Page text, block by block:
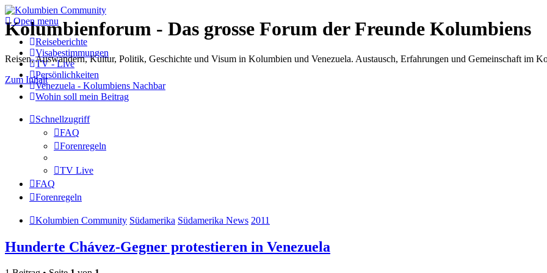
Kolumbienforum - Das grosse Forum der Freunde Kolumbiens
Reisen, Auswandern, Kultur, Politik, Geschichte und Visum in Kolumbien und Venezuela. Austausch, Erfahrungen und Gemeinschaft im
Zum Inhalt
Open menu
Reiseberichte
Visabestimmungen
TV - Live
Persönlichkeiten
Venezuela - Kolumbiens Nachbar
Wohin soll mein Beitrag
Schnellzugriff
FAQ
Forenregeln
TV Live
FAQ
Forenregeln
Kolumbien Community Südamerika Südamerika News 2011
Hunderte Chávez-Gegner protestieren in Venezuela